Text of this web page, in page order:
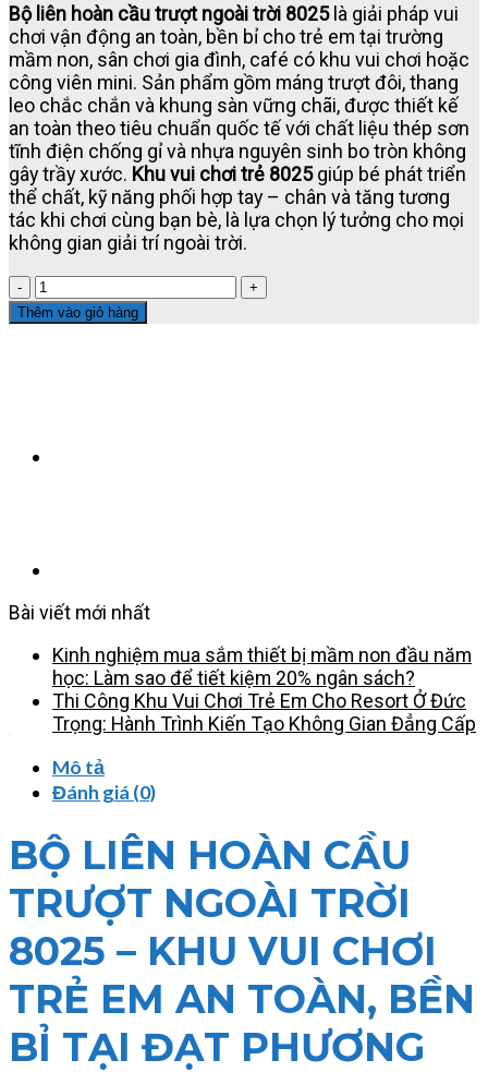
là:
11.300.000₫.
tại
là:
9.500.000₫.
Bộ liên hoàn cầu trượt ngoài trời 8025là giải pháp vui
chơi vận động an toàn, bền bỉ cho trẻ em tại trường
mầm non, sân chơi gia đình, café có khu vui chơi hoặc
công viên mini. Sản phẩm gồm máng trượt đôi, thang
leo chắc chắn và khung sàn vững chãi, được thiết kế
an toàn theo tiêu chuẩn quốc tế với chất liệu thép sơn
tĩnh điện chống gỉ và nhựa nguyên sinh bo tròn không
gây trầy xước. Khu vui chơi trẻ 8025giúp bé phát triển
thể chất, kỹ năng phối hợp tay – chân và tăng tương
tác khi chơi cùng bạn bè, là lựa chọn lý tưởng cho mọi
không gian giải trí ngoài trời.
BỘ
LIÊN
HOÀN
–
CHO
KHU
VUI
CHƠI
TRẺ
EM
số
Thêm vào giỏ hàng
Bài viết mới nhất
Kinh nghiệm mua sắm thiết bị mầm non đầu năm
học: Làm sao để tiết kiệm 20% ngân sách?
Thi Công Khu Vui Chơi Trẻ Em Cho Resort Ở Đức
Trọng: Hành Trình Kiến Tạo Không Gian Đẳng Cấp
Mô tả
Đánh giá (0)
BỘ LIÊN HOÀN CẦU
TRƯỢT NGOÀI TRỜI
8025 – KHU VUI CHƠI
TRẺ EM AN TOÀN, BỀN
BỈ TẠI ĐẠT PHƯƠNG